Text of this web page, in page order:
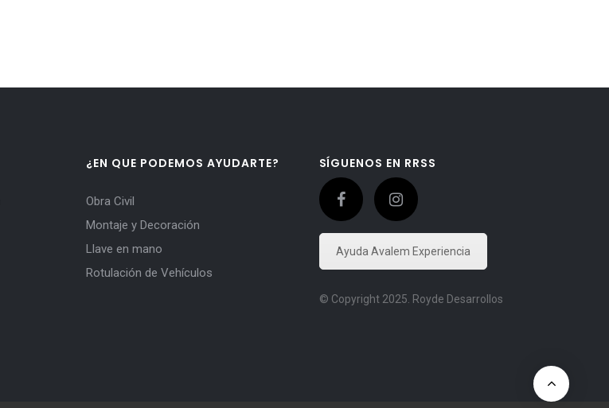
¿EN QUE PODEMOS AYUDARTE?
Obra Civil
Montaje y Decoración
Llave en mano
Rotulación de Vehículos
SÍGUENOS EN RRSS
Ayuda Avalem Experiencia
© Copyright 2025. Royde Desarrollos